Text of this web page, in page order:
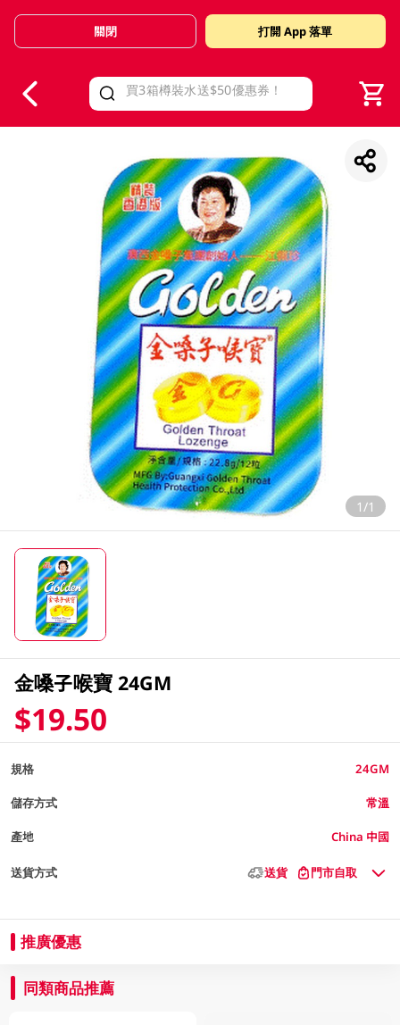
Valid Until 30 June 2026
關閉 打開 App 落單
1/1
金嗓子喉寶 24GM
$19.50
規格 24GM
儲存方式 常溫
產地 China 中國
送貨方式 送貨 門市自取
推廣優惠
同類商品推薦